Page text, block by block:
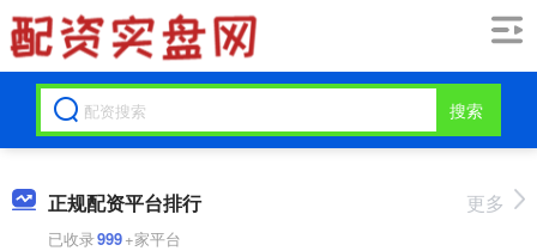
搜索
正规配资平台排行
已收录999+家平台
更多